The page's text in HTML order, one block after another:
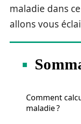
maladie dans
allons vous
Comment
maladie ?